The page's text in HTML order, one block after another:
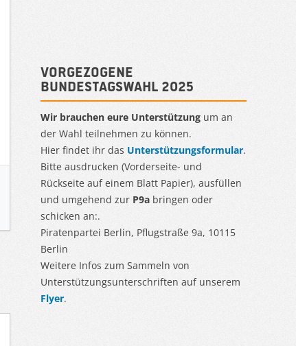
Vorgezogene
Bundestagswahl 2025
Wir brauchen eure Unterstützung um an
der Wahl teilnehmen zu können.
Hier findet ihr das Unterstützungsformular.
Bitte ausdrucken (Vorderseite- und
Rückseite auf einem Blatt Papier), ausfüllen
und umgehend zur P9a bringen oder
schicken an:.
Piratenpartei Berlin, Pflugstraße 9a, 10115
Berlin
Weitere Infos zum Sammeln von
Unterstützungsunterschriften auf unserem
Flyer.